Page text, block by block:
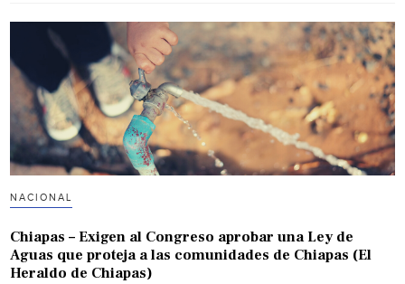
NACIONAL
Chiapas – Exigen al Congreso aprobar una Ley de
Aguas que proteja a las comunidades de Chiapas (El
Heraldo de Chiapas)